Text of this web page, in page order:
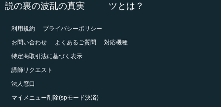
説の裏の波乱の真実
ツとは？
利用規約
プライバシーポリシー
お問い合わせ
よくあるご質問
対応機種
特定商取引法に基づく表示
講師リクエスト
法人窓口
マイメニュー削除(spモード決済)